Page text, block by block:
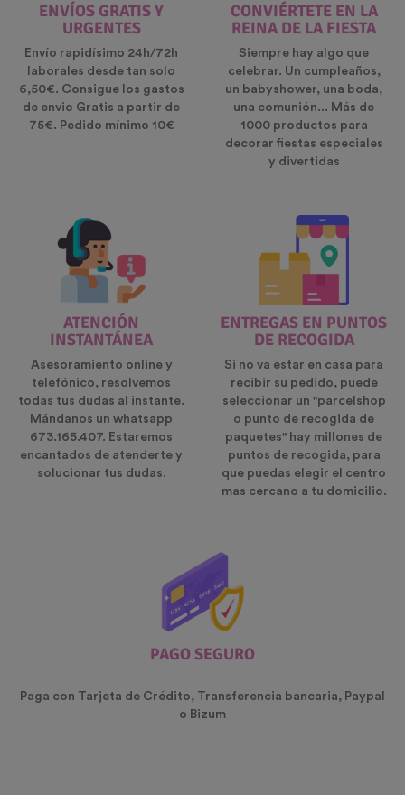
ENVÍOS GRATIS Y
URGENTES
Envío rapidísimo 24h/72h
laborales desde tan solo
6,50€. Consigue los gastos
de envio Gratis a partir de
75€. Pedido mínimo 10€
CONVIÉRTETE EN LA
REINA DE LA FIESTA
Siempre hay algo que
celebrar. Un cumpleaños,
un babyshower, una boda,
una comunión... Más de
1000 productos para
decorar fiestas especiales
y divertidas
ATENCIÓN
INSTANTÁNEA
Asesoramiento online y
telefónico, resolvemos
todas tus dudas al instante.
Mándanos un whatsapp
673.165.407. Estaremos
encantados de atenderte y
solucionar tus dudas.
ENTREGAS EN PUNTOS
DE RECOGIDA
Si no va estar en casa para
recibir su pedido, puede
seleccionar un "parcelshop
o punto de recogida de
paquetes" hay millones de
puntos de recogida, para
que puedas elegir el centro
mas cercano a tu domicilio.
PAGO SEGURO
Paga con Tarjeta de Crédito, Transferencia bancaria, Paypal
o Bizum